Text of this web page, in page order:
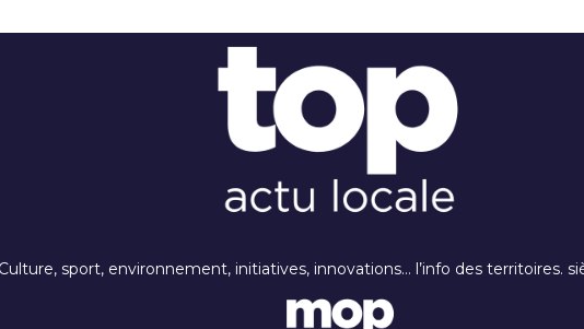
sport, environnement, initiatives, innovations… l’info des territoires.